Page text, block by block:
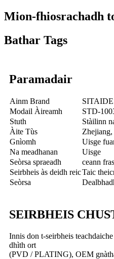
Mion-fhiosrachadh
Bathar Tags
Paramadair
Ainm Brand
SITAIDE
Modail Àireamh
STD-
Stuth
Stàilinn
Àite Tùs
Zhejiang,
Gnìomh
Uisge
Na meadhanan
Uisge
Seòrsa spraeadh
ceann fras
Seirbheis às deidh reicTaic
Seòrsa
SEIRBHEIS
Innis don t-seirbheis
dhìth ort
(PVD / PLATING), OEM